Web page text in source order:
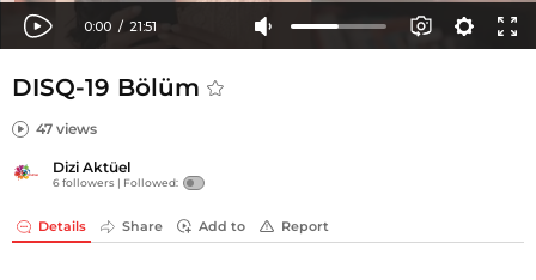
DISQ-19 Bölüm
47 views
Dizi Aktüel
6 followers | Followed:
Details Share Add to Report